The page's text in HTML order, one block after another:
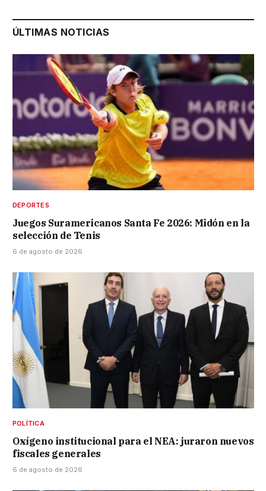
ÚLTIMAS NOTICIAS
DEPORTES
Juegos Suramericanos Santa Fe 2026: Midón en la
selección de Tenis
6 de agosto de 2026
POLÍTICA
Oxígeno institucional para el NEA: juraron nuevos
fiscales generales
6 de agosto de 2026